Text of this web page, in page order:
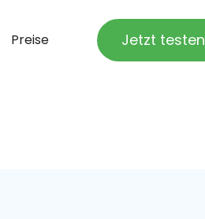
Preise Jetzt testen